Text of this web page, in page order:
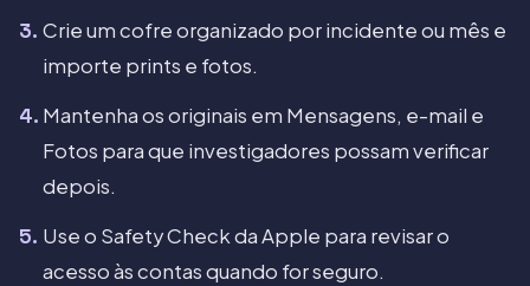
Crie um cofre organizado por incidente ou mês e
importe prints e fotos.
Mantenha os originais em Mensagens, e-mail e
Fotos para que investigadores possam verificar
depois.
Use o Safety Check da Apple para revisar o
acesso às contas quando for seguro.